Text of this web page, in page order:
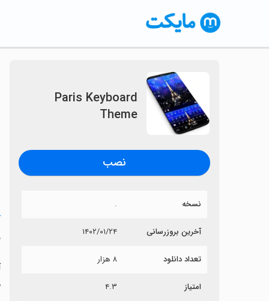
Paris Keyboard
Theme
نصب
نسخه .
آخرین بروزرسانی ۱۴۰۲/۰۱/۲۴
تعداد دانلود ۸ هزار
امتیاز ۴.۳